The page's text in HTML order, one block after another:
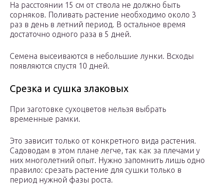
На расстоянии 15 см от ствола не должно быть
сорняков. Поливать растение необходимо около 3
раз в день в летний период. В остальное время
достаточно одного раза в 5 дней.
Семена высеиваются в небольшие лунки. Всходы
появляются спустя 10 дней.
Срезка и сушка злаковых
При заготовке сухоцветов нельзя выбрать
временные рамки.
Это зависит только от конкретного вида растения.
Садоводам в этом плане легче, так как за плечами у
них многолетний опыт. Нужно запомнить лишь одно
правило: срезать растение для сушки только в
период нужной фазы роста.